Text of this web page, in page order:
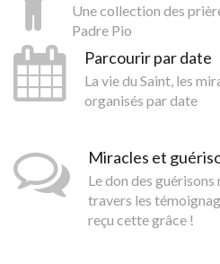
Une collection des
Padre Pio
Parcourir par date
La vie du Saint, les
organisés par date
Miracles et
Le don des
travers les
reçu cette grâce !